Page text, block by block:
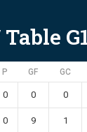
P GF GC
0 0 0
0 9 1